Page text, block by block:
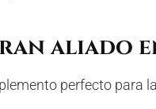
aliado
perfecto para